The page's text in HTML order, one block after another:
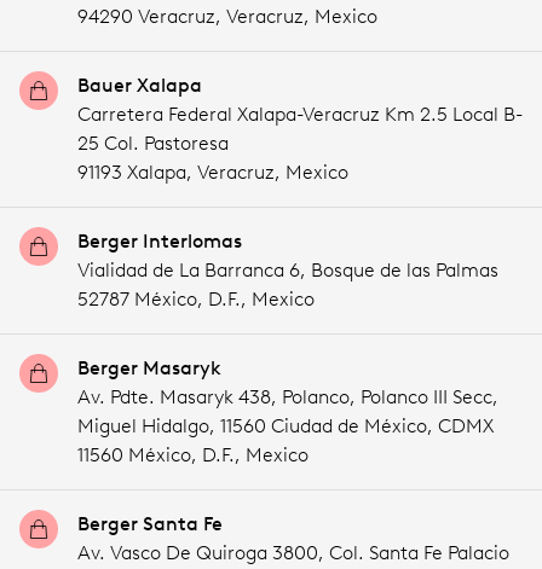
94290 Veracruz, Veracruz, Mexico
Bauer Xalapa
Carretera Federal Xalapa-Veracruz Km 2.5 Local B-
25 Col. Pastoresa
91193 Xalapa, Veracruz, Mexico
Berger Interlomas
Vialidad de La Barranca 6, Bosque de las Palmas
52787 México, D.F., Mexico
Berger Masaryk
Av. Pdte. Masaryk 438, Polanco, Polanco III Secc,
Miguel Hidalgo, 11560 Ciudad de México, CDMX
11560 México, D.F., Mexico
Berger Santa Fe
Av. Vasco De Quiroga 3800, Col. Santa Fe Palacio